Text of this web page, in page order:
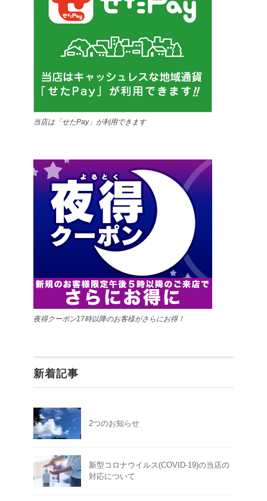
当店は「せたPay」が利用できます
夜得クーポン17時以降のお客様がさらにお得！
新着記事
2つのお知らせ
新型コロナウイルス(COVID-19)の当店の
対応について